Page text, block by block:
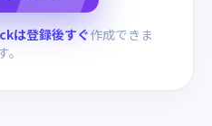
は登録後すぐ作成できま
。